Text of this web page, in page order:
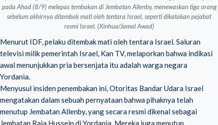
pada Ahad (8/9) melepas tembakan di Jembatan Allenby, menewaskan tiga orang
sebelum akhirnya ditembak mati oleh tentara Israel, seperti dikatakan pejabat
resmi Israel. (Xinhua/Jamal Awad)
Menurut IDF, pelaku ditembak mati oleh tentara Israel. Saluran
televisi milik pemerintah Israel, Kan TV, melaporkan bahwa indikasi
awal menunjukkan pria bersenjata itu adalah warga negara
Yordania.
Menyusul insiden penembakan ini, Otoritas Bandar Udara Israel
mengatakan dalam sebuah pernyataan bahwa pihaknya telah
menutup Jembatan Allenby, yang secara resmi dikenal sebagai